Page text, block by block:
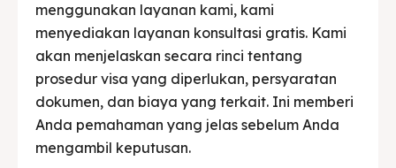
menggunakan layanan kami, kami
menyediakan layanan konsultasi gratis. Kami
akan menjelaskan secara rinci tentang
prosedur visa yang diperlukan, persyaratan
dokumen, dan biaya yang terkait. Ini memberi
Anda pemahaman yang jelas sebelum Anda
mengambil keputusan.